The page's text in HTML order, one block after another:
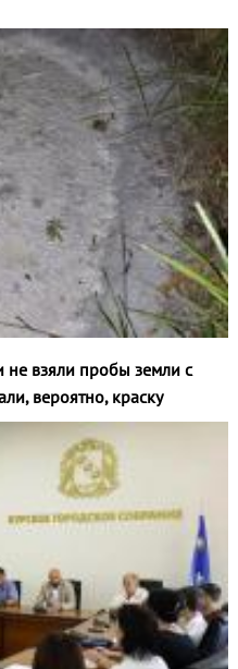
не взяли пробы земли с
вероятно, краску